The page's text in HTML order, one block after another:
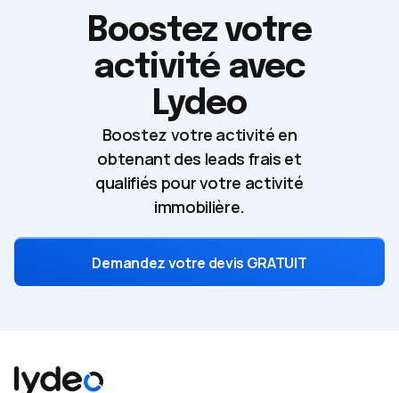
Boostez votre
activité avec
Lydeo
Boostez votre activité en
obtenant des leads frais et
qualifiés pour votre activité
immobilière.
Demandez votre devis GRATUIT